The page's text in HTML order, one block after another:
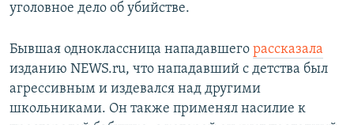
уголовное дело об убийстве.
Бывшая одноклассница нападавшего рассказала
изданию NEWS.ru, что нападавший с детства был
агрессивным и издевался над другими
школьниками. Он также применял насилие к